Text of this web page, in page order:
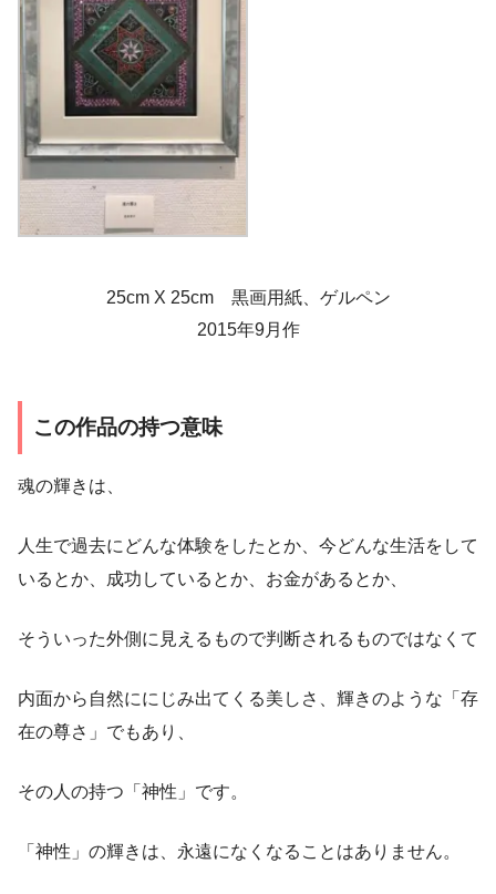
25cm X 25cm 黒画用紙、ゲルペン
2015年9月作
この作品の持つ意味
魂の輝きは、
人生で過去にどんな体験をしたとか、今どんな生活をして
いるとか、成功しているとか、お金があるとか、
そういった外側に見えるもので判断されるものではなくて
内面から自然ににじみ出てくる美しさ、輝きのような「存
在の尊さ」でもあり、
その人の持つ「神性」です。
「神性」の輝きは、永遠になくなることはありません。